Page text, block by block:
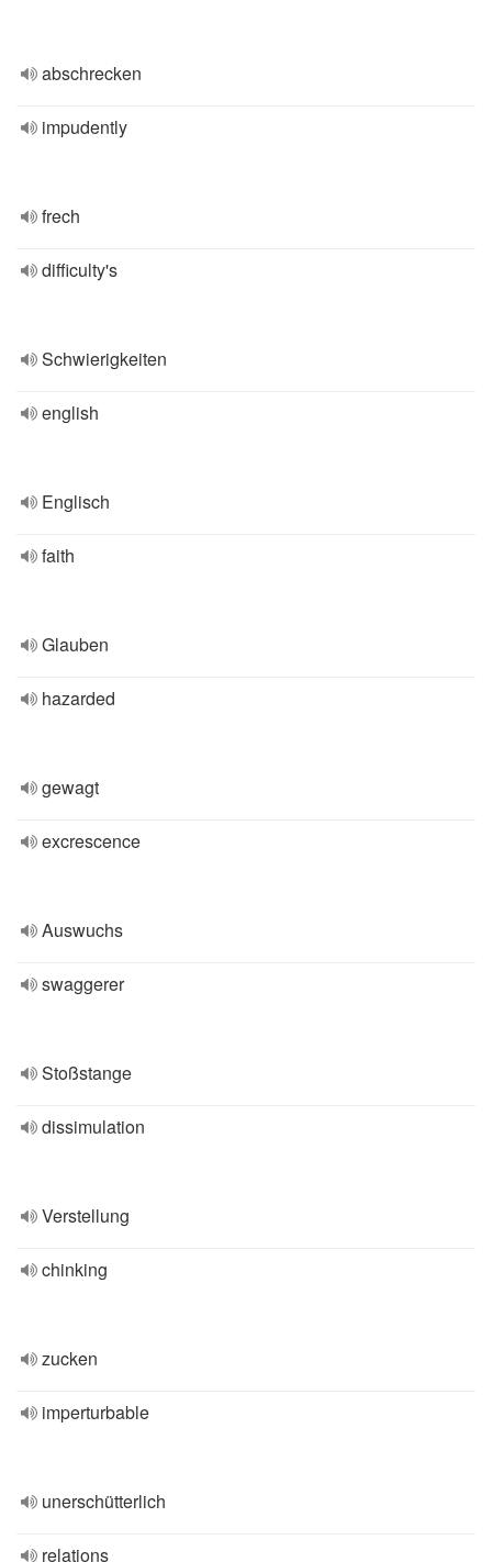
abschrecken
impudently
frech
difficulty's
Schwierigkeiten
english
Englisch
faith
Glauben
hazarded
gewagt
excrescence
Auswuchs
swaggerer
Stoßstange
dissimulation
Verstellung
chinking
zucken
imperturbable
unerschütterlich
relations